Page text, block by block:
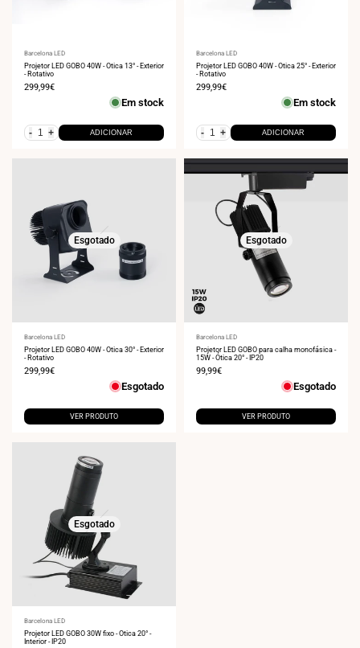
Fornecedor:
Barcelona LED
Projetor LED GOBO 40W - Ótica 13° - Exterior
- Rotativo
Preço
299,99€
Em stock
- + ADICIONAR
Fornecedor:
Barcelona LED
Projetor LED GOBO 40W - Ótica 25° - Exterior
- Rotativo
Preço
299,99€
Em stock
- + ADICIONAR
Esgotado
Fornecedor:
Barcelona LED
Projetor LED GOBO 40W - Ótica 30° - Exterior
- Rotativo
Preço
299,99€
Esgotado
VER PRODUTO
Esgotado
Fornecedor:
Barcelona LED
Projetor LED GOBO para calha monofásica -
15W - Ótica 20° - IP20
Preço
99,99€
Esgotado
VER PRODUTO
Esgotado
Fornecedor:
Barcelona LED
Projetor LED GOBO 30W fixo - Ótica 20° -
Interior - IP20